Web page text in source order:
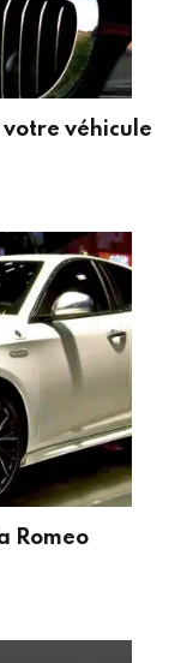
véhicule
Romeo